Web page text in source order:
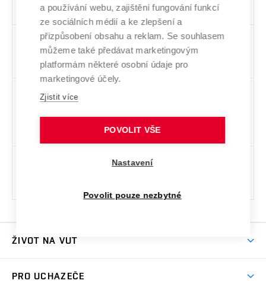
předm.
M-KAM
LZS VV
2 MEFE1, MEFE2
LZS VV
XPOU,MPSY,MARC,MEDS,XEPO,
MPPM,XTPR ,MTOC
MDRE MPSO MMAT
ŽIVOT NA VUT
PRO UCHAZEČE
a používání webu, zajištění fungování funkcí
ze sociálních médií a ke zlepšení a
přizpůsobení obsahu a reklam. Se souhlasem
můžeme také předávat marketingovým
platformám některé osobní údaje pro
marketingové účely.
Zjistit více
POVOLIT VŠE
Nastavení
Povolit pouze nezbytné